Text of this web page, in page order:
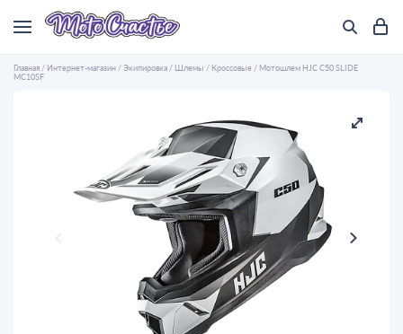
Главная / Интернет-магазин /Экипировка / Шлемы / Кроссовые / Мотошлем HJC C50 SLIDE
MC10SF